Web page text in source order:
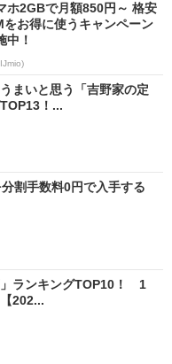
ホ2GBで月額850円～ 格安
をお得に使うキャンペーン
中！
まいと思う「吉野家の定
！...
割手数料0円で入手する
」ランキングTOP10！ 1
202...